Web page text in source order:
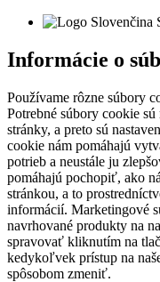
Informácie o
Používame rôzne súbory
Potrebné súbory cookie
stránky, a preto sú
cookie nám pomáhajú
potrieb a neustále ju
pomáhajú pochopiť, ako
stránkou, a to
informácií. Marketingové
navrhované produkty na
spravovať kliknutím na
kedykoľvek prístup na
spôsobom zmeniť.